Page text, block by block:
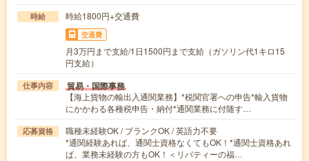
時給 時給1800円+交通費
交通費
月3万円まで支給/1日1500円まで支給（ガソリン代1キロ15
円支給）
仕事内容 貿易・国際事務
【海上貨物の輸出入通関業務】*税関官署への申告*輸入貨物
にかかわる各種税申告・納付*通関業務に付随す…
応募資格
職種未経験OK / ブランクOK / 英語力不要
*通関経験あれば、通関士資格なくてもOK！*通関士資格あれ
ば、業務未経験の方もOK！＜リバティーの福…